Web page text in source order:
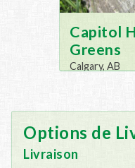
Capitol
Greens
Calgary, AB
Options de
Livraison